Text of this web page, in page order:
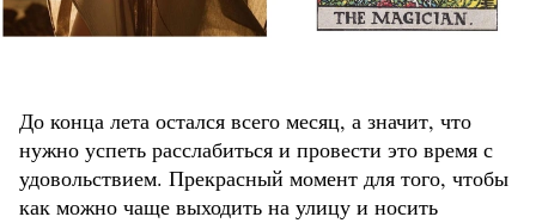
До конца лета остался всего месяц, а значит, что
нужно успеть расслабиться и провести это время с
удовольствием. Прекрасный момент для того, чтобы
как можно чаще выходить на улицу и носить